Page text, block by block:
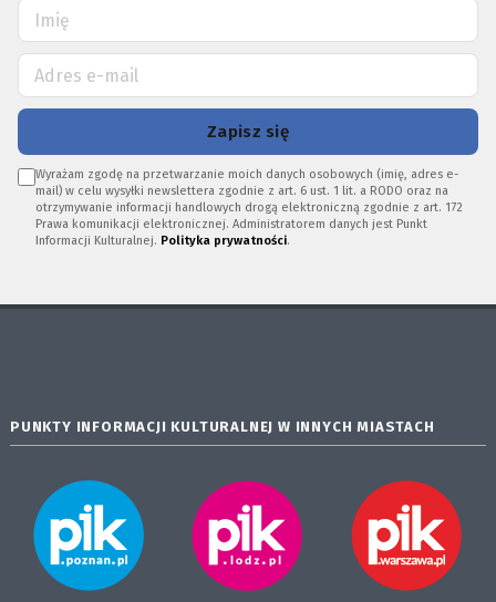
Zapisz się
Wyrażam zgodę na przetwarzanie moich danych osobowych (imię, adres e-
mail) w celu wysyłki newslettera zgodnie z art. 6 ust. 1 lit. a RODO oraz na
otrzymywanie informacji handlowych drogą elektroniczną zgodnie z art. 172
Prawa komunikacji elektronicznej. Administratorem danych jest Punkt
Informacji Kulturalnej. Polityka prywatności.
PUNKTY INFORMACJI KULTURALNEJ W INNYCH MIASTACH